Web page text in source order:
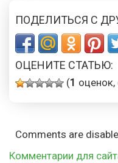
ПОДЕЛИТЬСЯ С
ОЦЕНИТЕ СТАТЬЮ:
(1 оценок,
Comments are
Комментарии для